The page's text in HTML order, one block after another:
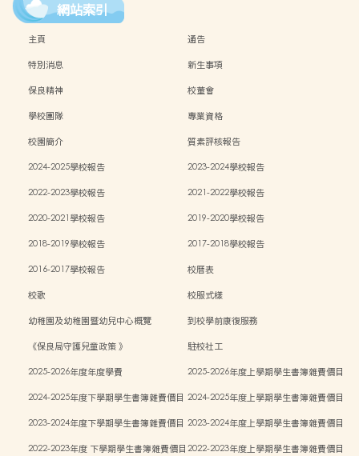
網站索引
主頁
通告
特別消息
新生事項
保良精神
校董會
學校團隊
專業資格
校園簡介
質素評核報告
2024-2025學校報告
2023-2024學校報告
2022-2023學校報告
2021-2022學校報告
2020-2021學校報告
2019-2020學校報告
2018-2019學校報告
2017-2018學校報告
2016-2017學校報告
校曆表
校歌
校服式樣
幼稚園及幼稚園暨幼兒中心概覽
到校學前康復服務
《保良局守護兒童政策 》
駐校社工
2025-2026年度年度學費
2025-2026年度上學期學生書簿雜費價目
2024-2025年度下學期學生書簿雜費價目 2024-2025年度上學期學生書簿雜費價目
2023-2024年度下學期學生書簿雜費價目 2023-2024年度上學期學生書簿雜費價目
2022-2023年度 下學期學生書簿雜費價目2022-2023年度上學期學生書簿雜費價目